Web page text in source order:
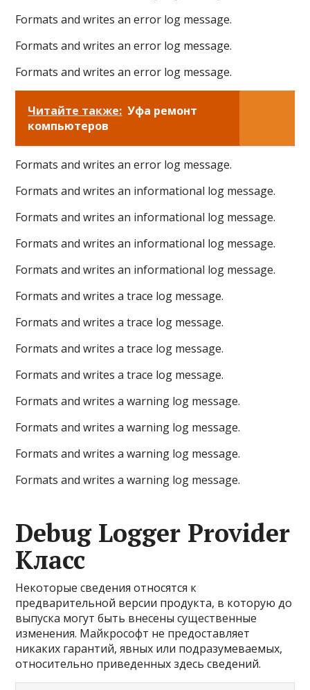
Formats and writes an error log message.
Formats and writes an error log message.
Formats and writes an error log message.
Читайте также: Уфа ремонт
компьютеров
Formats and writes an error log message.
Formats and writes an informational log message.
Formats and writes an informational log message.
Formats and writes an informational log message.
Formats and writes an informational log message.
Formats and writes a trace log message.
Formats and writes a trace log message.
Formats and writes a trace log message.
Formats and writes a trace log message.
Formats and writes a warning log message.
Formats and writes a warning log message.
Formats and writes a warning log message.
Formats and writes a warning log message.
Debug Logger Provider
Класс
Некоторые сведения относятся к
предварительной версии продукта, в которую до
выпуска могут быть внесены существенные
изменения. Майкрософт не предоставляет
никаких гарантий, явных или подразумеваемых,
относительно приведенных здесь сведений.